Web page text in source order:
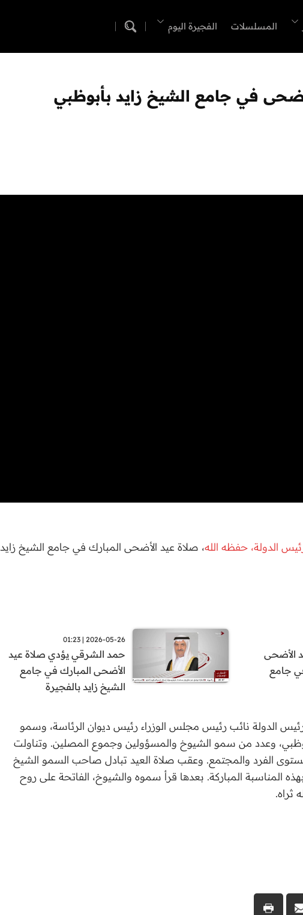
المسلسلات الفجيرة اليوم
في جامع الشيخ زايد بأبوظبي
الدولة، حفظه الله، صلاة عيد الأضحى المبارك في جامع الشيخ زايد
الأضحى
جامع
2026-05-26 | 01:23
حمد الشرقي يؤدي صلاة عيد
الأضحى المبارك في جامع
الشيخ زايد بالفجيرة
الدولة نائب رئيس مجلس الوزراء رئيس ديوان الرئاسة، وسمو
وعدد من سمو الشيوخ والمسؤولين وجموع المصلين. وتناولت
الفرد والمجتمع. وعقب صلاة العيد تبادل صاحب السمو الشيخ
المناسبة المباركة. بعدها قرأ سموه والشيوخ، الفاتحة على روح
ثراه.